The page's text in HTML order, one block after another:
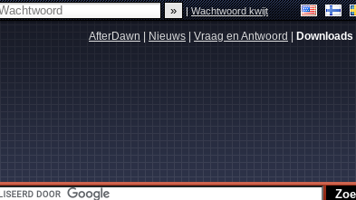
|Wachtwoord kwijt
AfterDawn Nieuws Vraag en Antwoord Downloads